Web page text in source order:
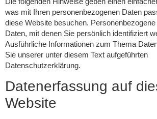
was mit Ihren personenbezogenen Daten
diese Website besuchen.
Daten, mit denen Sie persönlich identifiziert
Ausführliche Informationen zum Thema
Sie unserer unter diesem Text aufgeführten
Datenschutzerklärung.
Datenerfassung auf
Website